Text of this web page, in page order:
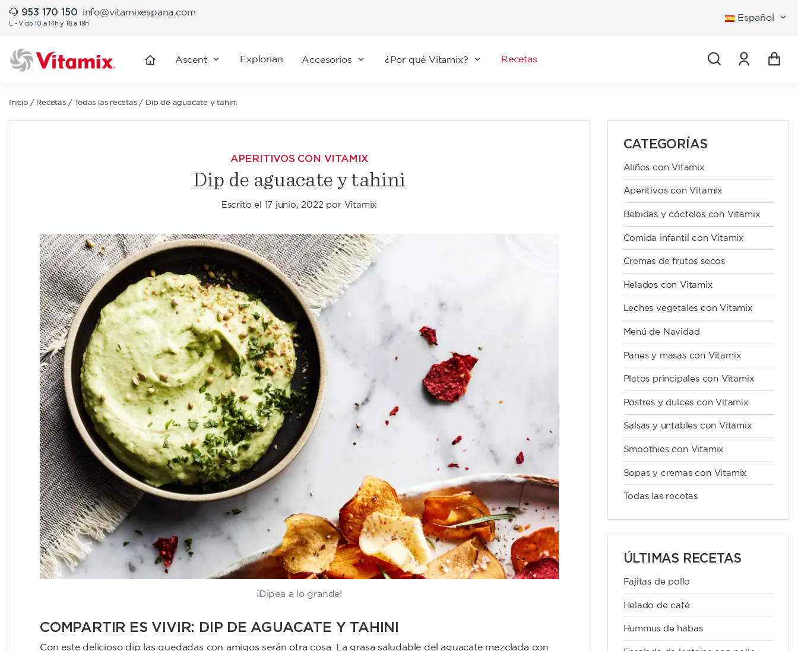
953 170 150 info@vitamixespana.com
L - V de 10 a 14h y 16 a 18h
Español
Ascent Explorian Accesorios ¿Por qué Vitamix? Recetas Iniciar
Inicio/ Recetas/ Todas las recetas/ Dip de aguacate y tahini
APERITIVOS CON VITAMIX
Dip de aguacate y tahini
Escrito el 17 junio, 2022 por Vitamix
¡Dipea a lo grande!
COMPARTIR ES VIVIR: DIP DE AGUACATE Y TAHINI
Con este delicioso dip las quedadas con amigos serán otra cosa. La grasa saludable del aguacate mezclada con
CATEGORÍAS
Aliños con Vitamix
Aperitivos con Vitamix
Bebidas y cócteles con Vitamix
Comida infantil con Vitamix
Cremas de frutos secos
Helados con Vitamix
Leches vegetales con Vitamix
Menú de Navidad
Panes y masas con Vitamix
Platos principales con Vitamix
Postres y dulces con Vitamix
Salsas y untables con Vitamix
Smoothies con Vitamix
Sopas y cremas con Vitamix
Todas las recetas
ÚLTIMAS RECETAS
Fajitas de pollo
Helado de café
Hummus de habas